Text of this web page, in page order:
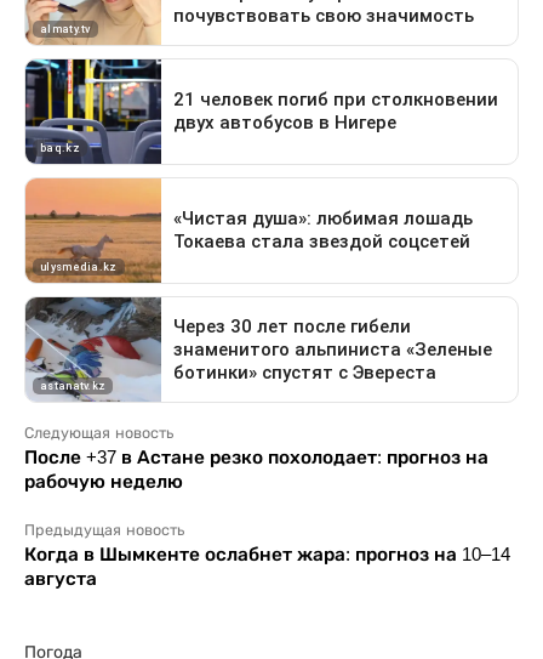
Следующая новость
После +37 в Астане резко похолодает: прогноз на
рабочую неделю
Предыдущая новость
Когда в Шымкенте ослабнет жара: прогноз на 10–14
августа
Погода